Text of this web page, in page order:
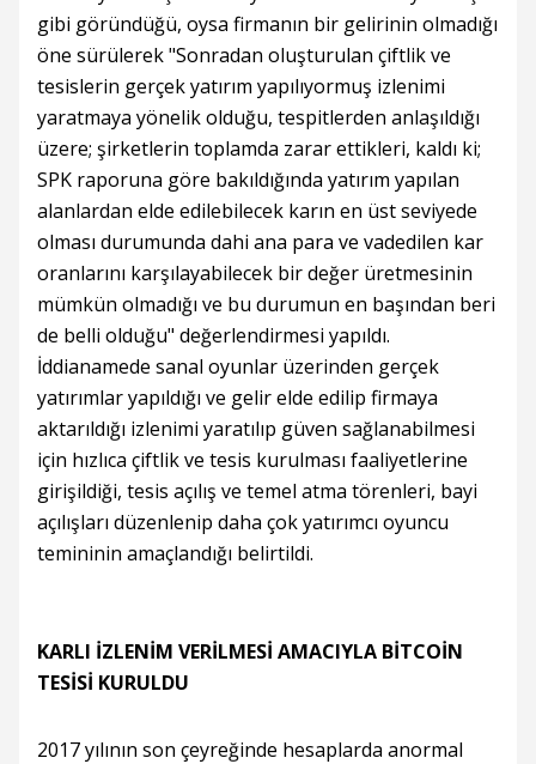
gibi göründüğü, oysa firmanın bir gelirinin olmadığı
öne sürülerek "Sonradan oluşturulan çiftlik ve
tesislerin gerçek yatırım yapılıyormuş izlenimi
yaratmaya yönelik olduğu, tespitlerden anlaşıldığı
üzere; şirketlerin toplamda zarar ettikleri, kaldı ki;
SPK raporuna göre bakıldığında yatırım yapılan
alanlardan elde edilebilecek karın en üst seviyede
olması durumunda dahi ana para ve vadedilen kar
oranlarını karşılayabilecek bir değer üretmesinin
mümkün olmadığı ve bu durumun en başından beri
de belli olduğu" değerlendirmesi yapıldı.
İddianamede sanal oyunlar üzerinden gerçek
yatırımlar yapıldığı ve gelir elde edilip firmaya
aktarıldığı izlenimi yaratılıp güven sağlanabilmesi
için hızlıca çiftlik ve tesis kurulması faaliyetlerine
girişildiği, tesis açılış ve temel atma törenleri, bayi
açılışları düzenlenip daha çok yatırımcı oyuncu
temininin amaçlandığı belirtildi.
KARLI İZLENİM VERİLMESİ AMACIYLA BİTCOİN
TESİSİ KURULDU
2017 yılının son çeyreğinde hesaplarda anormal